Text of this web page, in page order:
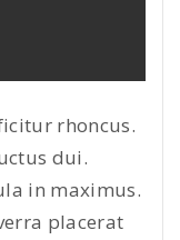
rhoncus.
dui.
in maximus.
placerat